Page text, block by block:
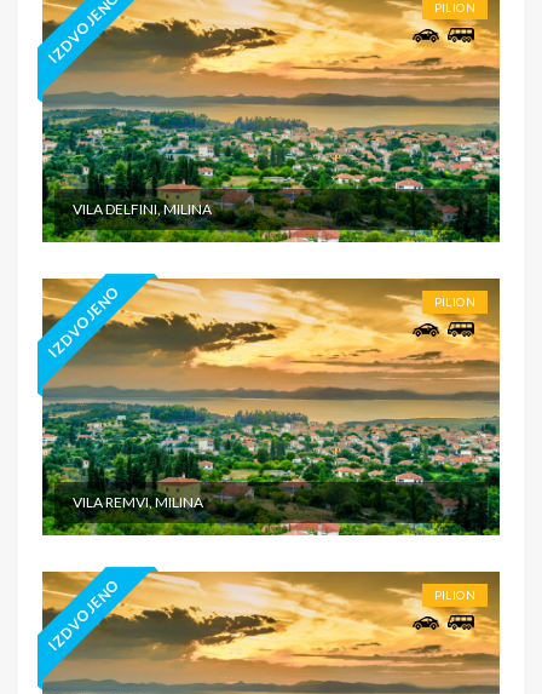
IZDVOJENO PILION
VILA DELFINI, MILINA
IZDVOJENO PILION
VILA REMVI, MILINA
IZDVOJENO PILION